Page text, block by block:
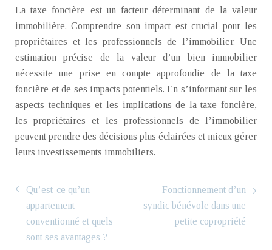
La taxe foncière est un facteur déterminant de la valeur
immobilière. Comprendre son impact est crucial pour les
propriétaires et les professionnels de l’immobilier. Une
estimation précise de la valeur d’un bien immobilier
nécessite une prise en compte approfondie de la taxe
foncière et de ses impacts potentiels. En s’informant sur les
aspects techniques et les implications de la taxe foncière,
les propriétaires et les professionnels de l’immobilier
peuvent prendre des décisions plus éclairées et mieux gérer
leurs investissements immobiliers.
Qu’est-ce qu’un
appartement
conventionné et quels
sont ses avantages ?
Fonctionnement d’un
syndic bénévole dans une
petite copropriété